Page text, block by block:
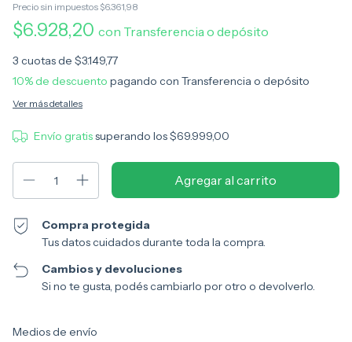
Precio sin impuestos $6.361,98
$6.928,20 con Transferencia o depósito
3 cuotas de $3.149,77
10% de descuento pagando con Transferencia o depósito
Ver más detalles
Envío gratissuperando los$69.999,00
Compra protegida
Tus datos cuidados durante toda la compra.
Cambios y devoluciones
Si no te gusta, podés cambiarlo por otro o devolverlo.
Entregas para el CP:
Medios de envío